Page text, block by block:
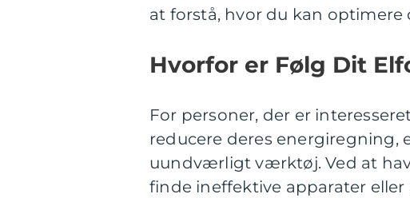
at forstå, hvor du kan optimere
Hvorfor er Følg Dit
For personer, der er
reducere deres energiregning,
uundværligt værktøj. Ved at
finde ineffektive apparater